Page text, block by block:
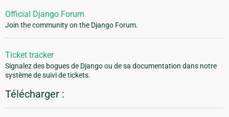
Official Django Forum
Join the community on the Django Forum.
Ticket tracker
Signalez des bogues de Django ou de sa documentation dans notre
système de suivi de tickets.
Télécharger :